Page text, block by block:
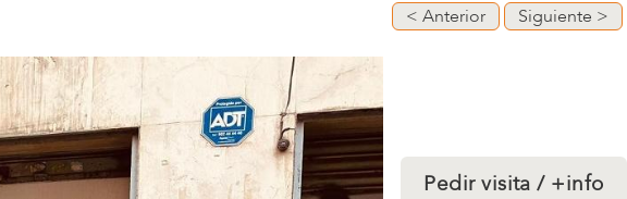
< Anterior Siguiente >
Pedir visita / +info